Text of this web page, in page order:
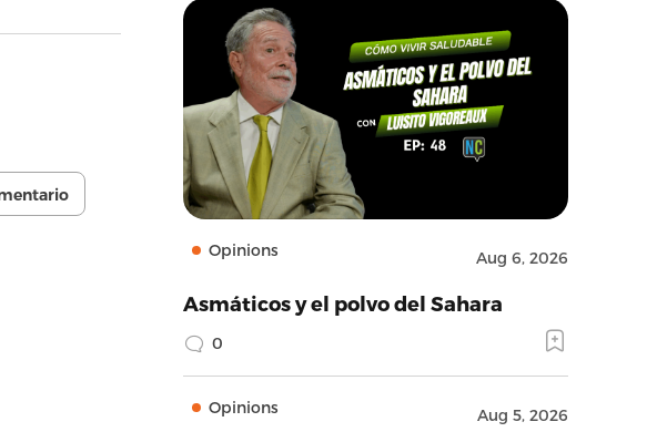
Opinions Aug 6, 2026
Asmáticos y el polvo del Sahara
0
Opinions Aug 5, 2026